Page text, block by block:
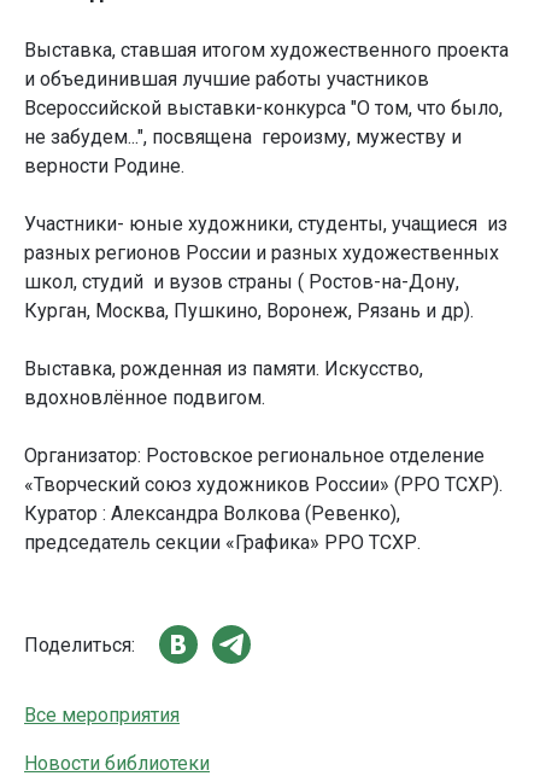
Выставка, ставшая итогом художественного проекта
и объединившая лучшие работы участников
Всероссийской выставки-конкурса "О том, что было,
не забудем...", посвящена героизму, мужеству и
верности Родине.
Участники- юные художники, студенты, учащиеся из
разных регионов России и разных художественных
школ, студий и вузов страны ( Ростов-на-Дону,
Курган, Москва, Пушкино, Воронеж, Рязань и др).
Выставка, рожденная из памяти. Искусство,
вдохновлённое подвигом.
Организатор: Ростовское региональное отделение
«Творческий союз художников России» (РРО ТСХР).
Куратор : Александра Волкова (Ревенко),
председатель секции «Графика» РРО ТСХР.
Поделиться:
Все мероприятия
Новости библиотеки